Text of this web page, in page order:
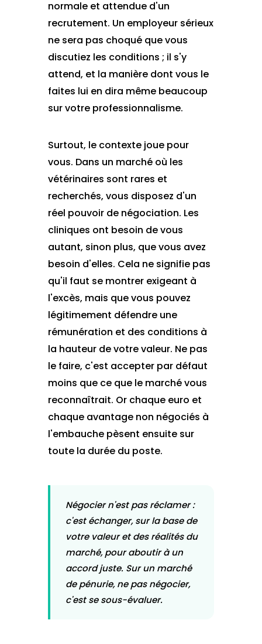
normale et attendue d'un
recrutement. Un employeur sérieux
ne sera pas choqué que vous
discutiez les conditions ; il s'y
attend, et la manière dont vous le
faites lui en dira même beaucoup
sur votre professionnalisme.
Surtout, le contexte joue pour
vous. Dans un marché où les
vétérinaires sont rares et
recherchés, vous disposez d'un
réel pouvoir de négociation. Les
cliniques ont besoin de vous
autant, sinon plus, que vous avez
besoin d'elles. Cela ne signifie pas
qu'il faut se montrer exigeant à
l'excès, mais que vous pouvez
légitimement défendre une
rémunération et des conditions à
la hauteur de votre valeur. Ne pas
le faire, c'est accepter par défaut
moins que ce que le marché vous
reconnaîtrait. Or chaque euro et
chaque avantage non négociés à
l'embauche pèsent ensuite sur
toute la durée du poste.
Négocier n'est pas réclamer :
c'est échanger, sur la base de
votre valeur et des réalités du
marché, pour aboutir à un
accord juste. Sur un marché
de pénurie, ne pas négocier,
c'est se sous-évaluer.